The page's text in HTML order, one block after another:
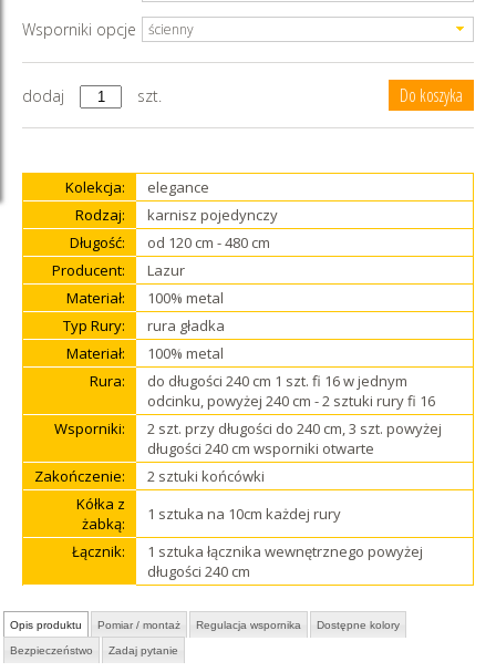
Wsporniki opcje ścienny
dodaj szt.
Kolekcja:
elegance
Rodzaj:
karnisz pojedynczy
Długość:
od 120 cm - 480 cm
Producent:
Lazur
Materiał:
100% metal
Typ Rury:
rura gładka
Materiał:
100% metal
Rura:
do długości 240 cm 1 szt. fi 16 w jednym
odcinku, powyżej 240 cm - 2 sztuki rury fi 16
Wsporniki:
2 szt. przy długości do 240 cm, 3 szt. powyżej
długości 240 cm wsporniki otwarte
Zakończenie:
2 sztuki końcówki
Kółka z
żabką:
1 sztuka na 10cm każdej rury
Łącznik:
1 sztuka łącznika wewnętrznego powyżej
długości 240 cm
Opis produktu Pomiar / montaż Regulacja wspornika Dostępne kolory
Bezpieczeństwo Zadaj pytanie